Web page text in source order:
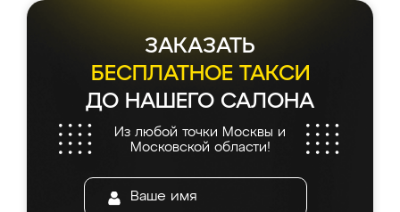
ЗАКАЗАТЬ
БЕСПЛАТНОЕ ТАКСИ
ДО НАШЕГО САЛОНА
Из любой точки Москвы и
Московской области!